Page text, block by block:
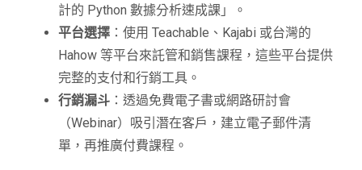
計的 Python 數據分析速成課」。
平台選擇 ：使用 Teachable、Kajabi 或台灣的
Hahow 等平台來託管和銷售課程，這些平台提供
完整的支付和行銷工具。
行銷漏斗 ：透過免費電子書或網路研討會
（Webinar）吸引潛在客戶，建立電子郵件清
單，再推廣付費課程。